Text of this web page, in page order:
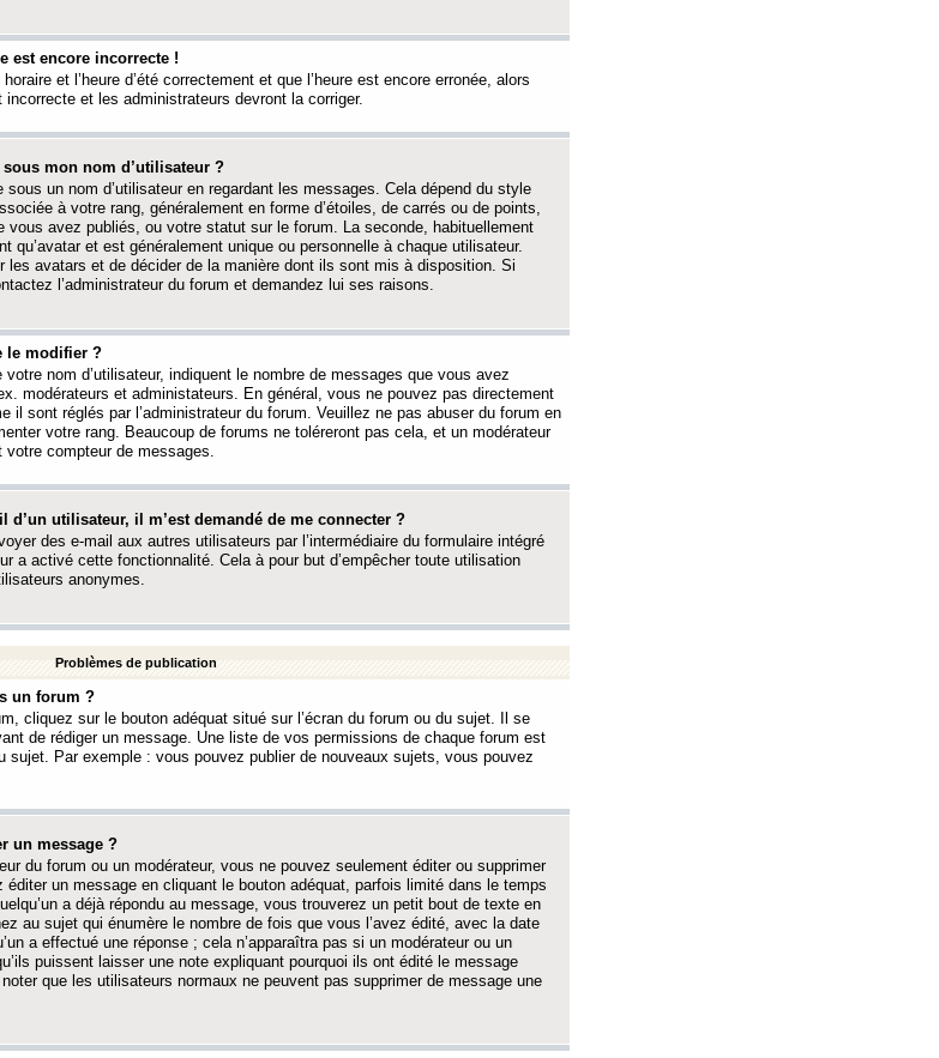
est encore incorrecte !
et l’heure d’été correctement et que l’heure est encore erronée, alors
incorrecte et les administrateurs devront la corriger.
mon nom d’utilisateur ?
sous un nom d’utilisateur en regardant les messages. Cela dépend du style
à votre rang, généralement en forme d’étoiles, de carrés ou de points,
vous avez publiés, ou votre statut sur le forum. La seconde, habituellement
qu’avatar et est généralement unique ou personnelle à chaque utilisateur.
les avatars et de décider de la manière dont ils sont mis à disposition. Si
l’administrateur du forum et demandez lui ses raisons.
le modifier ?
nom d’utilisateur, indiquent le nombre de messages que vous avez
modérateurs et administateurs. En général, vous ne pouvez pas directement
il sont réglés par l’administrateur du forum. Veuillez ne pas abuser du forum en
votre rang. Beaucoup de forums ne toléreront pas cela, et un modérateur
compteur de messages.
d’un utilisateur, il m’est demandé de me connecter ?
des e-mail aux autres utilisateurs par l’intermédiaire du formulaire intégré
a activé cette fonctionnalité. Cela à pour but d’empêcher toute utilisation
anonymes.
Problèmes de publication
un forum ?
cliquez sur le bouton adéquat situé sur l’écran du forum ou du sujet. Il se
de rédiger un message. Une liste de vos permissions de chaque forum est
sujet. Par exemple : vous pouvez publier de nouveaux sujets, vous pouvez
un message ?
du forum ou un modérateur, vous ne pouvez seulement éditer ou supprimer
un message en cliquant le bouton adéquat, parfois limité dans le temps
a déjà répondu au message, vous trouverez un petit bout de texte en
au sujet qui énumère le nombre de fois que vous l’avez édité, avec la date
a effectué une réponse ; cela n’apparaîtra pas si un modérateur ou un
puissent laisser une note expliquant pourquoi ils ont édité le message
que les utilisateurs normaux ne peuvent pas supprimer de message une